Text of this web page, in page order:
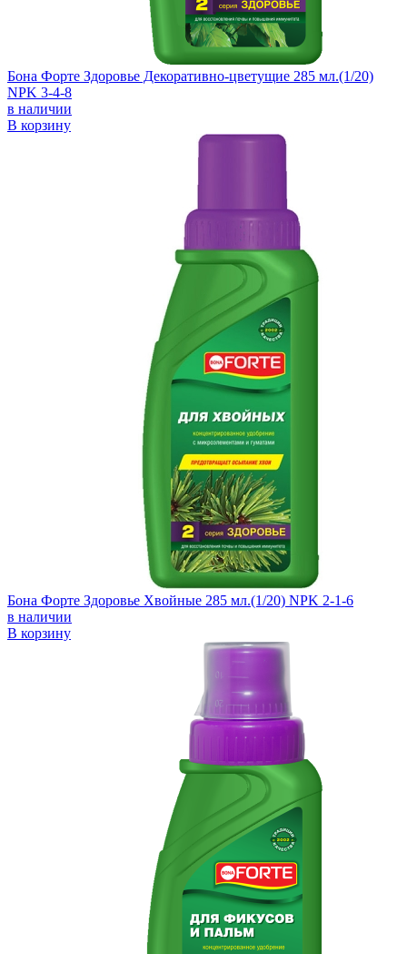
Бона Форте Здоровье Декоративно-цветущие 285 мл.(1/20)
NPK 3-4-8
в наличии
В корзину
Бона Форте Здоровье Хвойные 285 мл.(1/20) NPK 2-1-6
в наличии
В корзину